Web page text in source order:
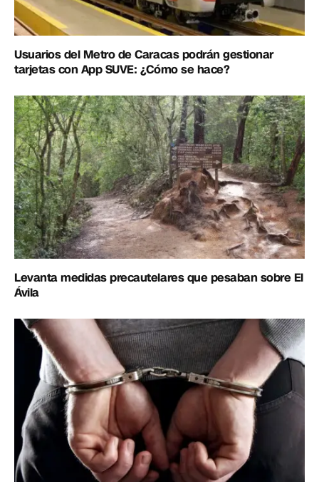
Usuarios del Metro de Caracas podrán gestionar
tarjetas con App SUVE: ¿Cómo se hace?
Levanta medidas precautelares que pesaban sobre El
Ávila